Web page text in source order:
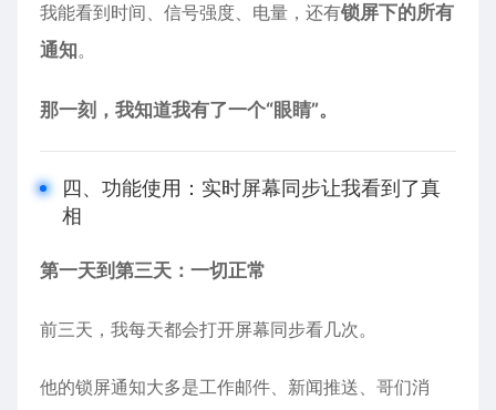
我能看到时间、信号强度、电量，还有锁屏下的所有
通知。
那一刻，我知道我有了一个“眼睛”。
四、功能使用：实时屏幕同步让我看到了真
相
第一天到第三天：一切正常
前三天，我每天都会打开屏幕同步看几次。
他的锁屏通知大多是工作邮件、新闻推送、哥们消